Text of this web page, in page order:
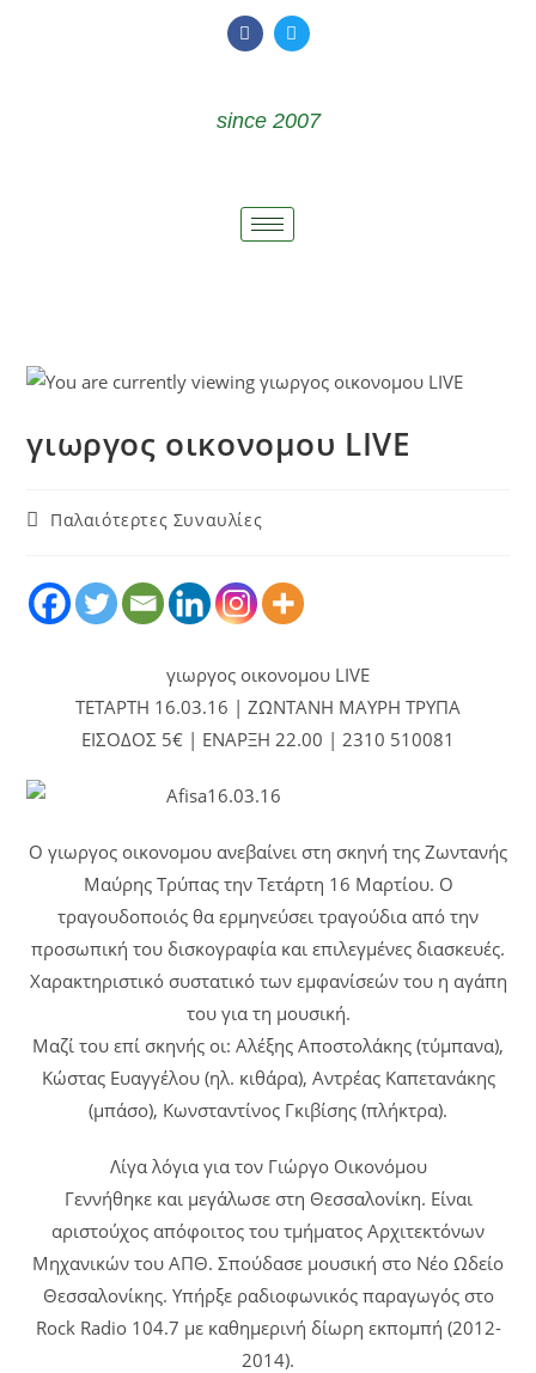
since 2007
γιωργος οικονομου LIVE
Παλαιότερτες Συναυλίες
γιωργος οικονομου LIVE
ΤΕΤΑΡΤΗ 16.03.16 | ΖΩΝΤΑΝΗ ΜΑΥΡΗ ΤΡΥΠΑ
ΕΙΣΟΔΟΣ 5€ | ΕΝΑΡΞΗ 22.00 | 2310 510081
Ο γιωργος οικονομου ανεβαίνει στη σκηνή της Ζωντανής
Μαύρης Τρύπας την Τετάρτη 16 Μαρτίου. Ο
τραγουδοποιός θα ερμηνεύσει τραγούδια από την
προσωπική του δισκογραφία και επιλεγμένες διασκευές.
Χαρακτηριστικό συστατικό των εμφανίσεών του η αγάπη
του για τη μουσική.
Μαζί του επί σκηνής οι: Αλέξης Αποστολάκης (τύμπανα),
Κώστας Ευαγγέλου (ηλ. κιθάρα), Αντρέας Καπετανάκης
(μπάσο), Κωνσταντίνος Γκιβίσης (πλήκτρα).
Λίγα λόγια για τον Γιώργο Οικονόμου
Γεννήθηκε και μεγάλωσε στη Θεσσαλονίκη. Είναι
αριστούχος απόφοιτος του τμήματος Αρχιτεκτόνων
Μηχανικών του ΑΠΘ. Σπούδασε μουσική στο Νέο Ωδείο
Θεσσαλονίκης. Υπήρξε ραδιοφωνικός παραγωγός στο
Rock Radio 104.7 με καθημερινή δίωρη εκπομπή (2012-
2014).